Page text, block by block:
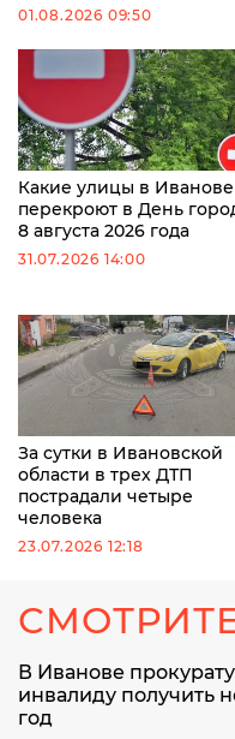
01.08.2026 09:50
Какие улицы в Иванове
перекроют в День
8 августа 2026 года
31.07.2026 14:00
За сутки в Ивановской
области в трех ДТП
пострадали четыре
человека
23.07.2026 12:18
В Иванове
инвалиду получить
год